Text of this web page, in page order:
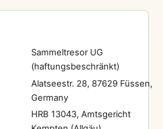
Sammeltresor UG
(haftungsbeschränkt)
Alatseestr. 28, 87629 Füssen,
Germany
HRB 13043, Amtsgericht